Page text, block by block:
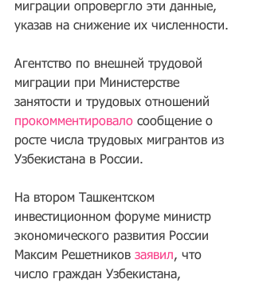
миграции опровергло эти данные,
указав на снижение их численности.
Агентство по внешней трудовой
миграции при Министерстве
занятости и трудовых отношений
прокомментировало сообщение о
росте числа трудовых мигрантов из
Узбекистана в России.
На втором Ташкентском
инвестиционном форуме министр
экономического развития России
Максим Решетников заявил, что
число граждан Узбекистана,